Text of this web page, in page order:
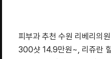
피부과 추천 수원 리베리의
300샷 14.9만원~, 리쥬란